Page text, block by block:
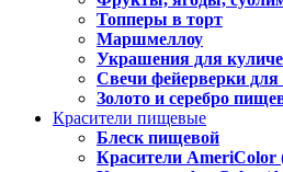
Топперы в торт
Маршмеллоу
Украшения для
Свечи фейерверки для
Золото и серебро
Красители пищевые
Блеск пищевой
Красители AmeriColor